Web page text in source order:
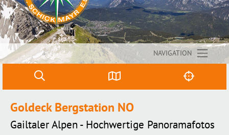
NAVIGATION
Goldeck Bergstation NO
Gailtaler Alpen - Hochwertige Panoramafotos